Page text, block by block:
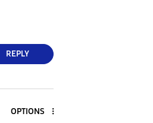
REPLY
OPTIONS